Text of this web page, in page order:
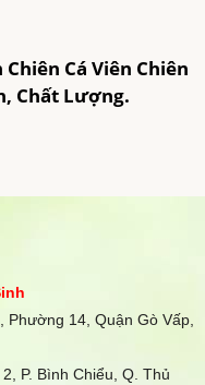
Cá Viên Chiên
Chất Lượng.
Phường 14, Quận Gò Vấp,
P. Bình Chiểu, Q. Thủ